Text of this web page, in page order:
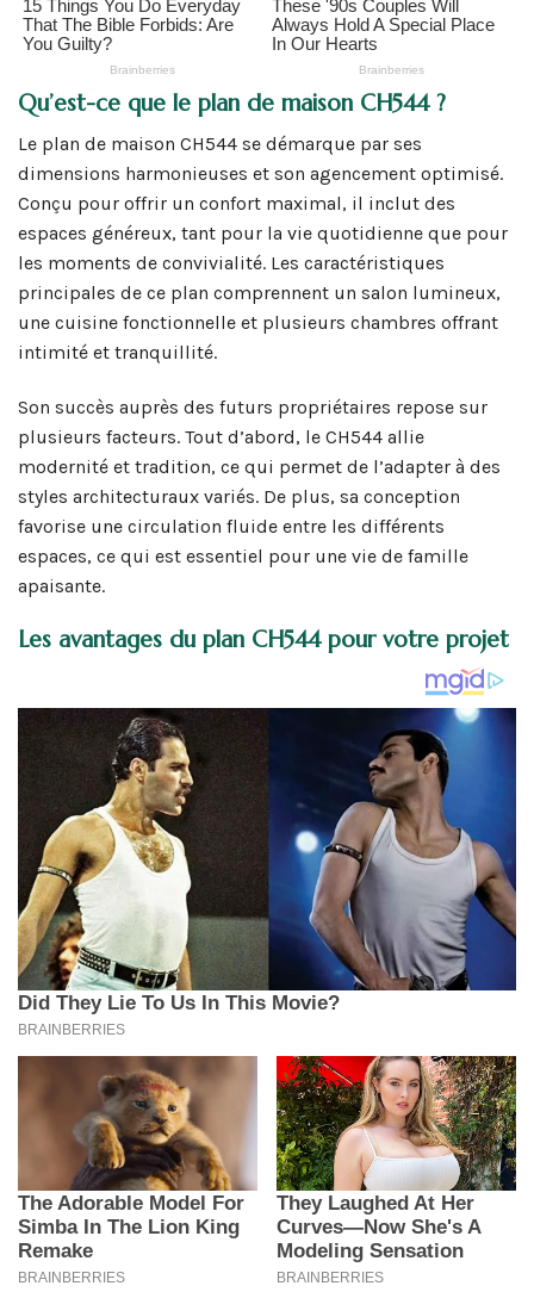
Qu’est-ce que le plan de maison CH544 ?
Le plan de maison CH544 se démarque par ses
dimensions harmonieuses et son agencement optimisé.
Conçu pour offrir un confort maximal, il inclut des
espaces généreux, tant pour la vie quotidienne que pour
les moments de convivialité. Les caractéristiques
principales de ce plan comprennent un salon lumineux,
une cuisine fonctionnelle et plusieurs chambres offrant
intimité et tranquillité.
Son succès auprès des futurs propriétaires repose sur
plusieurs facteurs. Tout d’abord, le CH544 allie
modernité et tradition, ce qui permet de l’adapter à des
styles architecturaux variés. De plus, sa conception
favorise une circulation fluide entre les différents
espaces, ce qui est essentiel pour une vie de famille
apaisante.
Les avantages du plan CH544 pour votre projet